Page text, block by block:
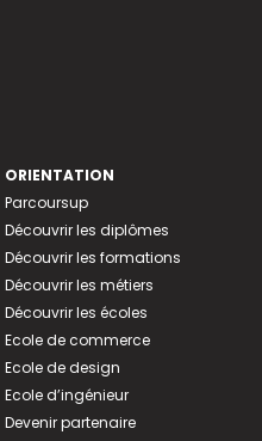
ORIENTATION
Parcoursup
Découvrir les diplômes
Découvrir les formations
Découvrir les métiers
Découvrir les écoles
Ecole de commerce
Ecole de design
Ecole d’ingénieur
Devenir partenaire